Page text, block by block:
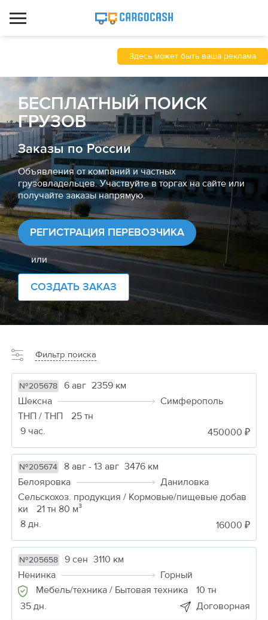
Здесь может быть ваша реклама
БЕСПЛАТНЫЙ ПОИСК
ГРУЗОВ
Заказы по России
Объявления от компаний и частных
грузовладельцев. Участвуйте в торгах на сайте или
получайте заказы напрямую.
РЕГИСТРАЦИЯ ПЕРЕВОЗЧИКА
или
СОЗДАТЬ ЗАКАЗ
Фильтр поиска
№205678 6 авг 2359 км
Шексна
Симферополь
ТНП / ТНП
25 тн
9 час.
450000 ₽
№205674 8 авг - 13 авг 3476 км
Белояровка
Даниловка
Сельскохоз. продукция / Кормовые/пищевые добав
ки
21 тн 80 м³
8 дн.
16000 ₽
№205658 9 сен 3110 км
Ненинка
Горный
Мебель/техника / Бытовая техника
10 тн
35 дн.
Договорная